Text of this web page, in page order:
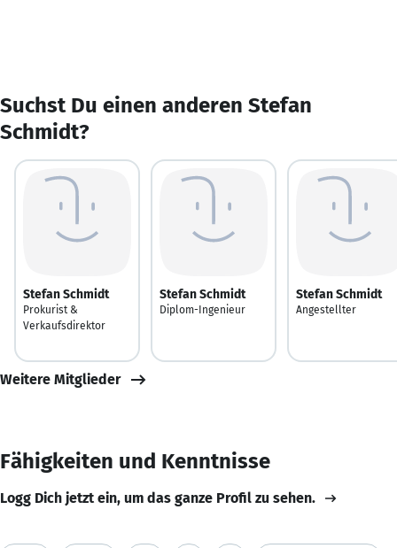
Suchst Du einen anderen Stefan
Schmidt?
Stefan Schmidt
Prokurist &
Verkaufsdirektor
Stefan Schmidt
Diplom-Ingenieur
Stefan Schmidt
Angestellter
Weitere Mitglieder
Fähigkeiten und Kenntnisse
Logg Dich jetzt ein, um das ganze Profil zu sehen.